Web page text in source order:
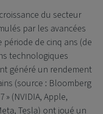
du secteur
par les avancées
de cinq ans (de
technologiques
généré un rendement
(source : Bloomberg
» (NVIDIA, Apple,
Tesla) ont joué un